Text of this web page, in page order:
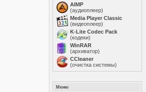
AIMP
(аудиоплеер)
Media Player Classic
(видеоплеер)
K-Lite Codec Pack
(кодеки)
WinRAR
(архиватор)
ССleaner
(очистка системы)
Меню